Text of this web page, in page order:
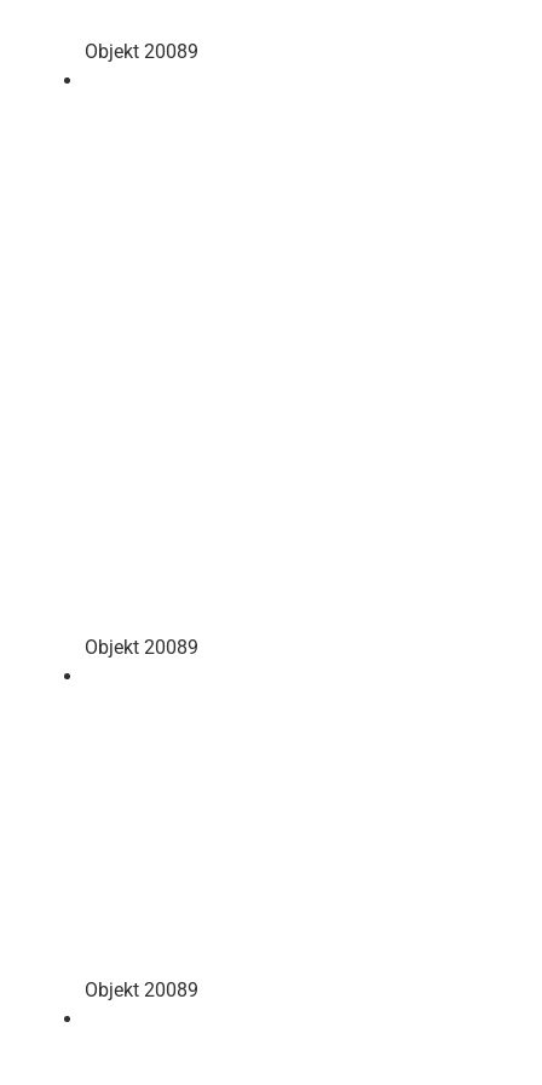
Objekt 20089
Objekt 20089
Objekt 20089